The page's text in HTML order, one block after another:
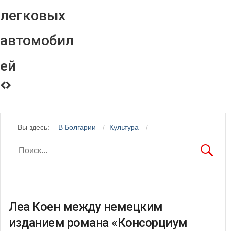
легковых
автомобил
ей
Вы здесь: В Болгарии Культура
Леа Коен между немецким
изданием романа «Консорциум